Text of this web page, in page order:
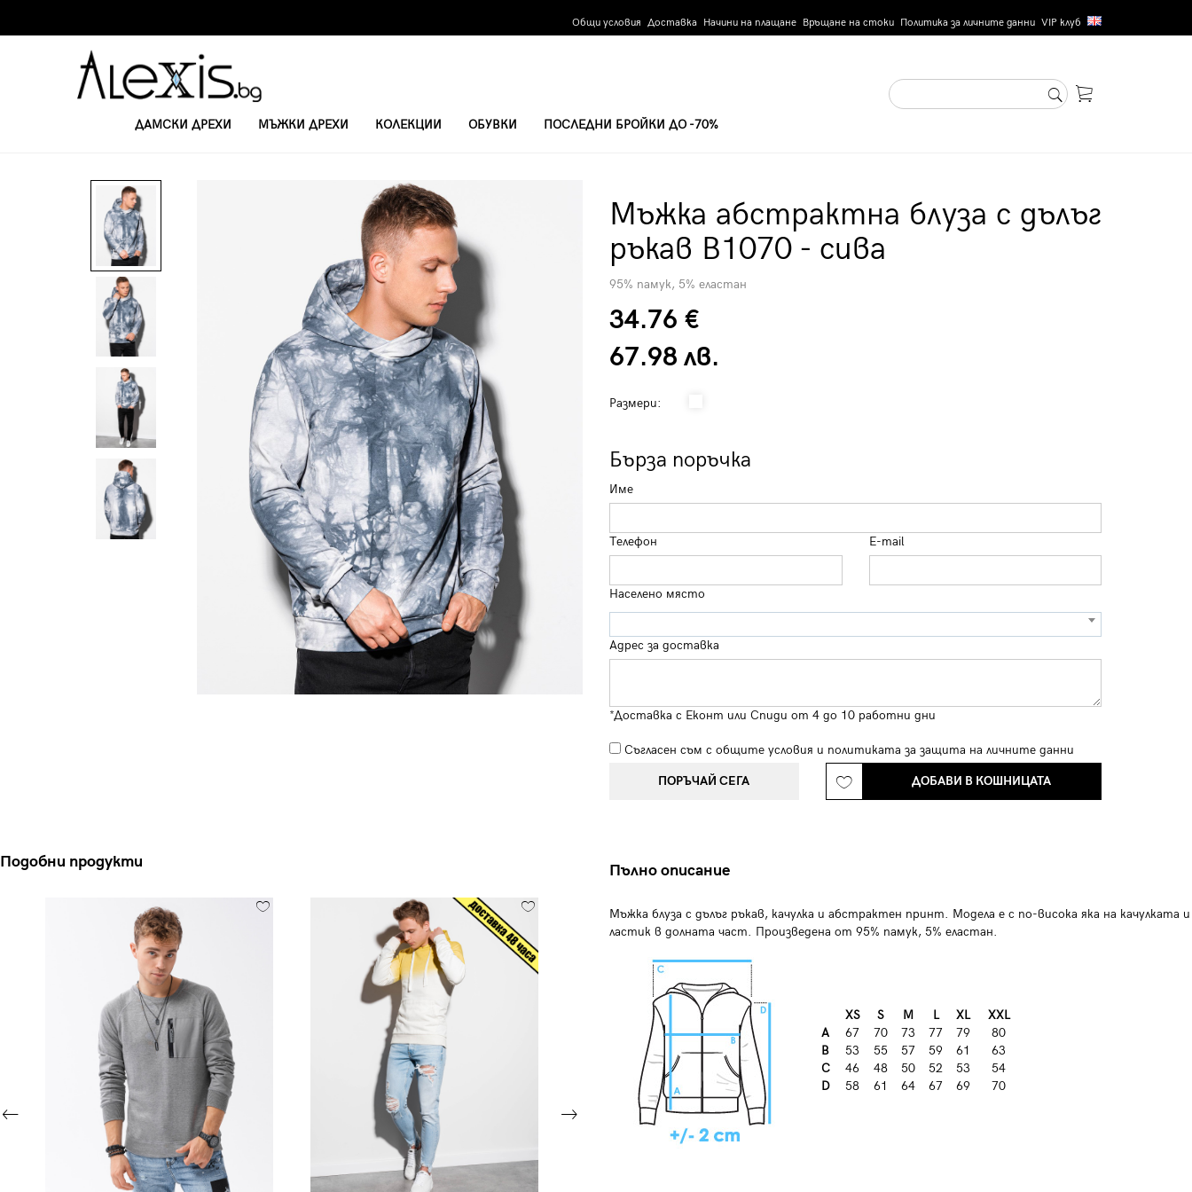
Общи условия Доставка Начини на плащане Връщане на стоки Политика за личните данни VIP клуб
ДАМСКИ ДРЕХИ МЪЖКИ ДРЕХИ КОЛЕКЦИИ ОБУВКИ ПОСЛЕДНИ БРОЙКИ ДО -70%
Мъжка абстрактна блуза с дълъг
ръкав B1070 - сива
95% памук, 5% еластан
34.76 €
67.98 лв.
Размери:
Бърза поръчка
Име
Телефон E-mail
Населено място
Адрес за доставка
*Доставка с Еконт или Спиди от 4 до 10 работни дни
Съгласен съм с общите условия и политиката за защита на личните данни
ПОРЪЧАЙ СЕГА ДОБАВИ В КОШНИЦАТА
Подобни продукти Пълно описание
Мъжка блуза с дълъг ръкав, качулка и абстрактен принт. Модела е с по-висока яка на качулката и
ластик в долната част. Произведена от 95% памук, 5% еластан.
XS S M L XL
XXL
A
67 70 73 77 79
80
B
53 55 57 59 61
63
C
46 48 50 52 53
54
D
58 61 64 67 69 70